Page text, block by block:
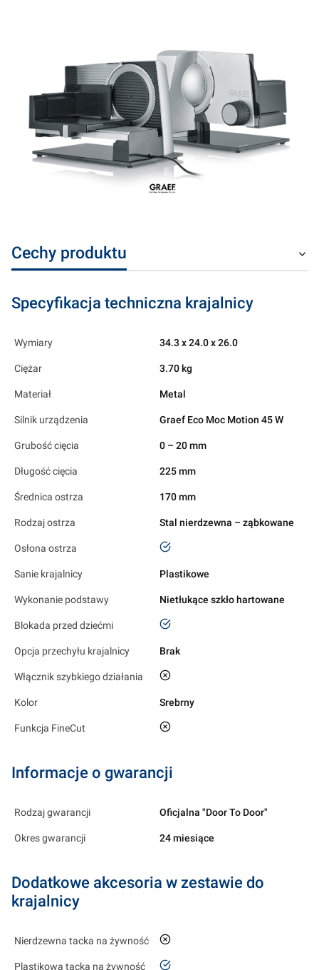
Cechy produktu
Specyfikacja techniczna krajalnicy
Wymiary 34.3 x 24.0 x 26.0
Ciężar 3.70 kg
Materiał Metal
Silnik urządzenia Graef Eco Moc Motion 45 W
Grubość cięcia 0 – 20 mm
Długość cięcia 225 mm
Średnica ostrza 170 mm
Rodzaj ostrza Stal nierdzewna – ząbkowane
Osłona ostrza tak
Sanie krajalnicy Plastikowe
Wykonanie podstawy Nietłukące szkło hartowane
Blokada przed dziećmi tak
Opcja przechyłu krajalnicy Brak
Włącznik szybkiego działania nie
Kolor Srebrny
Funkcja FineCut nie
Informacje o gwarancji
Rodzaj gwarancji Oficjalna "Door To Door"
Okres gwarancji 24 miesiące
Dodatkowe akcesoria w zestawie do
krajalnicy
Nierdzewna tacka na żywność nie
Plastikowa tacka na żywność tak